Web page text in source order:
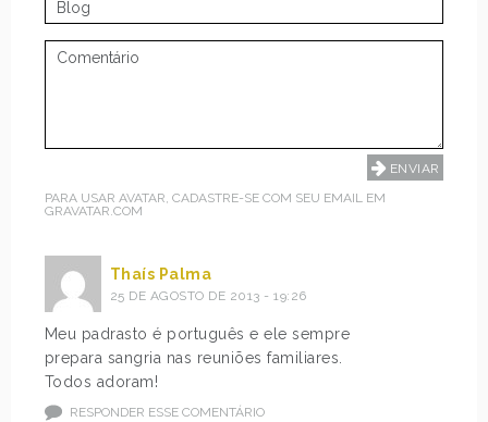
PARA USAR AVATAR, CADASTRE-SE COM SEU EMAIL EM
GRAVATAR.COM
Thaís Palma
25 DE AGOSTO DE 2013 - 19:26
Meu padrasto é português e ele sempre
prepara sangria nas reuniões familiares.
Todos adoram!
RESPONDER ESSE COMENTÁRIO